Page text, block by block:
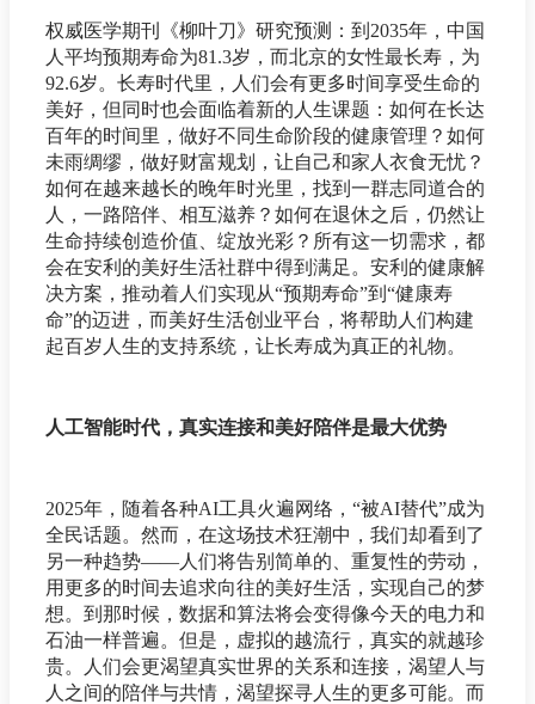
权威医学期刊《柳叶刀》研究预测：到2035年，中国
人平均预期寿命为81.3岁，而北京的女性最长寿，为
92.6岁。长寿时代里，人们会有更多时间享受生命的
美好，但同时也会面临着新的人生课题：如何在长达
百年的时间里，做好不同生命阶段的健康管理？如何
未雨绸缪，做好财富规划，让自己和家人衣食无忧？
如何在越来越长的晚年时光里，找到一群志同道合的
人，一路陪伴、相互滋养？如何在退休之后，仍然让
生命持续创造价值、绽放光彩？所有这一切需求，都
会在安利的美好生活社群中得到满足。安利的健康解
决方案，推动着人们实现从“预期寿命”到“健康寿
命”的迈进，而美好生活创业平台，将帮助人们构建
起百岁人生的支持系统，让长寿成为真正的礼物。
人工智能时代，真实连接和美好陪伴是最大优势
2025年，随着各种AI工具火遍网络，“被AI替代”成为
全民话题。然而，在这场技术狂潮中，我们却看到了
另一种趋势——人们将告别简单的、重复性的劳动，
用更多的时间去追求向往的美好生活，实现自己的梦
想。到那时候，数据和算法将会变得像今天的电力和
石油一样普遍。但是，虚拟的越流行，真实的就越珍
贵。人们会更渴望真实世界的关系和连接，渴望人与
人之间的陪伴与共情，渴望探寻人生的更多可能。而